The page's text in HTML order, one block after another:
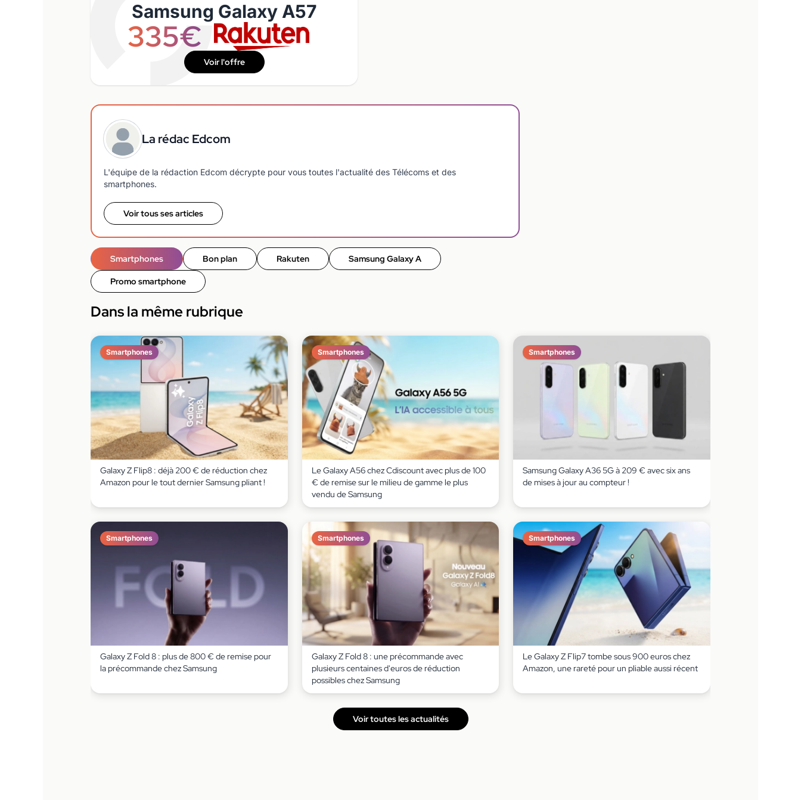
Samsung Galaxy A57
335€
Voir l'offre
La rédac Edcom
L'équipe de la rédaction Edcom décrypte pour vous toutes l'actualité des Télécoms et des
smartphones.
Voir tous ses articles
Smartphones Bon plan Rakuten Samsung Galaxy A
Promo smartphone
Dans la même rubrique
Smartphones
Galaxy Z Flip8 : déjà 200 € de réduction chez
Amazon pour le tout dernier Samsung pliant !
Smartphones
Le Galaxy A56 chez Cdiscount avec plus de 100
€ de remise sur le milieu de gamme le plus
vendu de Samsung
Smartphones
Samsung Galaxy A36 5G à 209 € avec six ans
de mises à jour au compteur !
Smartphones
Galaxy Z Fold 8 : plus de 800 € de remise pour
la précommande chez Samsung
Smartphones
Galaxy Z Fold 8 : une précommande avec
plusieurs centaines d'euros de réduction
possibles chez Samsung
Smartphones
Le Galaxy Z Flip7 tombe sous 900 euros chez
Amazon, une rareté pour un pliable aussi récent
Voir toutes les actualités